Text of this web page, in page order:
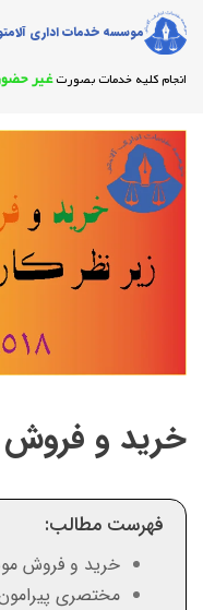
موسسه خدمات اداری
انجام کلیه خدمات بصورتغیر
خرید و
فهرست مطالب:
خرید و فروش
مختصری